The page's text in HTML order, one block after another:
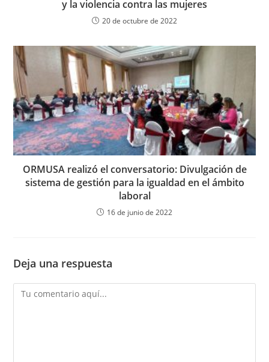
y la violencia contra las mujeres
20 de octubre de 2022
ORMUSA realizó el conversatorio: Divulgación de
sistema de gestión para la igualdad en el ámbito
laboral
16 de junio de 2022
Deja una respuesta